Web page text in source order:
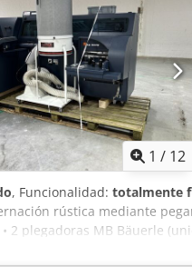
1 / 12
, Funcionalidad: totalmente
rústica mediante
2 plegadoras MB Bäuerle
52/0/4-SL "autopropulsada")
alineación integradas) • 1